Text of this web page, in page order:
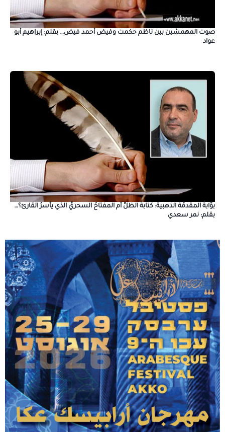
صوت المهمشين بين ناظم حكمت وفيض أحمد فيض… بقلم: إبراهيم أبو
عواد
بوَّابةُ المقدمِّة الذهبية: كتابةُ الظلِّ أم المفتاحُ السحريُّ الذي يأسرُ القارئ؟…
بقلم: نمر سعدي